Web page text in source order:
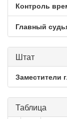
Контроль
Главный
Штат
Заместители
Таблица